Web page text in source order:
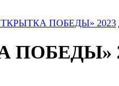
ПОБЕДЫ» 2023
ПОБЕДЫ»